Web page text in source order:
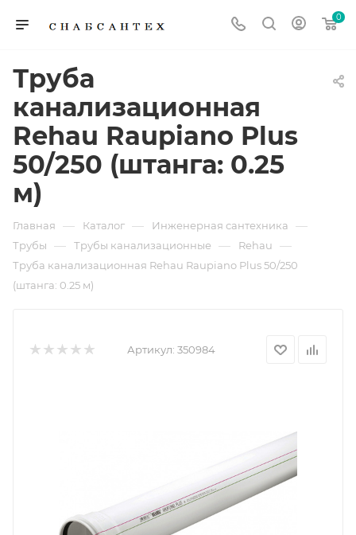
0
Труба
канализационная
Rehau Raupiano Plus
50/250 (штанга: 0.25
м)
Главная — Каталог — Инженерная сантехника —
Трубы — Трубы канализационные — Rehau —
Труба канализационная Rehau Raupiano Plus 50/250
(штанга: 0.25 м)
Артикул: 350984